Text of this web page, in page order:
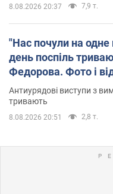
8.08.2026 20:37 7,9 т.
"Нас почули на одне
день поспіль
Федорова. Фото і
Антиурядові виступи з
тривають
8.08.2026 20:51 2,8 т.